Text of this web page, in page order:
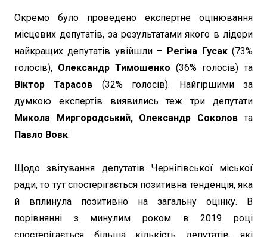
Окремо було проведено експертне оцінювання
місцевих депутатів, за результатами якого в лідери
найкращих депутатів увійшли – Регіна Гусак(73%
голосів), Олександр Тимошенко (36% голосів) та
Віктор Тарасов (32% голосів). Найгіршими за
думкою експертів виявились теж три депутати
Микола Миргородський, Олександр Соколовта
Павло Вовк.
Щодо звітування депутатів Чернігівської міської
ради, то тут спостерігається позитивна тенденція, яка
й вплинула позитивно на загальну оцінку. В
порівнянні з минулим роком в 2019 році